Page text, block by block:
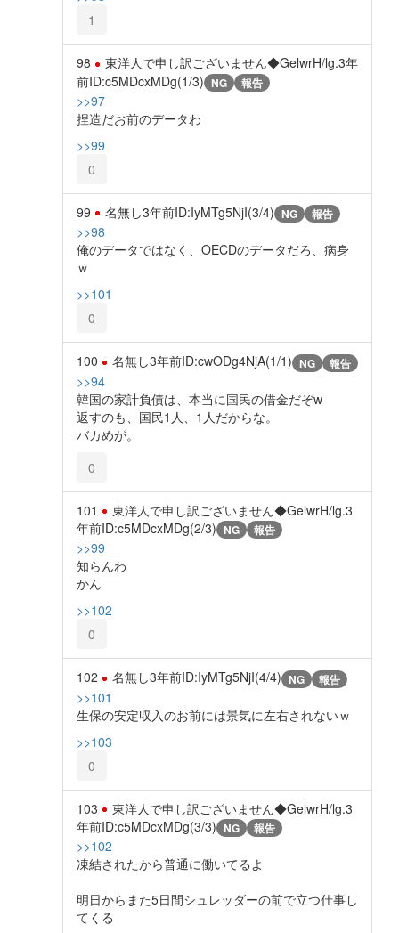
1
98 東洋人で申し訳ございません◆GelwrH/lg.3年
前ID:c5MDcxMDg(1/3) NG 報告
>>97
捏造だお前のデータわ
>>99
0
99 名無し3年前ID:IyMTg5NjI(3/4) NG 報告
>>98
俺のデータではなく、OECDのデータだろ、病身
ｗ
>>101
0
100 名無し3年前ID:cwODg4NjA(1/1) NG 報告
>>94
韓国の家計負債は、本当に国民の借金だぞw
返すのも、国民1人、1人だからな。
バカめが。
0
101 東洋人で申し訳ございません◆GelwrH/lg.3
年前ID:c5MDcxMDg(2/3) NG 報告
>>99
知らんわ
かん
>>102
0
102 名無し3年前ID:IyMTg5NjI(4/4) NG 報告
>>101
生保の安定収入のお前には景気に左右されないｗ
>>103
0
103 東洋人で申し訳ございません◆GelwrH/lg.3
年前ID:c5MDcxMDg(3/3) NG 報告
>>102
凍結されたから普通に働いてるよ
明日からまた5日間シュレッダーの前で立つ仕事し
てくる